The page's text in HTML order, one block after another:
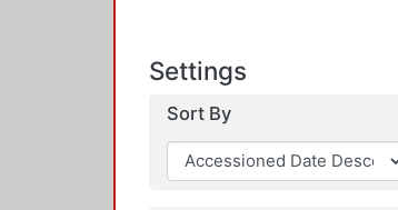
Settings
Sort By